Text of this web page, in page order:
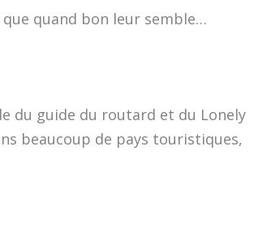
quand bon leur semble…
du guide du routard et du Lonely
beaucoup de pays touristiques,